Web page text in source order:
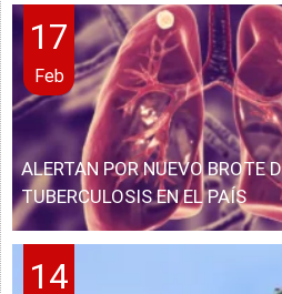
17
Feb
ALERTAN POR NUEVO BROTE
TUBERCULOSIS EN EL PAÍS
14